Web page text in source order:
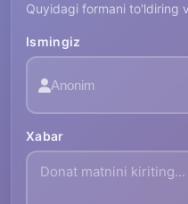
Quyidagi formani to'ldiring
Ismingiz
Xabar